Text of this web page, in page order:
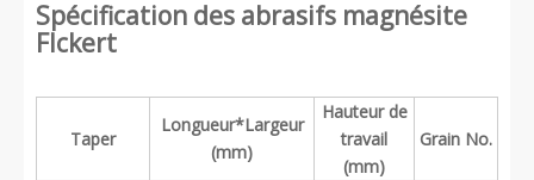
Spécification des abrasifs magnésite
FIckert
Taper
Longueur*Largeur
(mm)
Hauteur de
travail
(mm)
Grain No.